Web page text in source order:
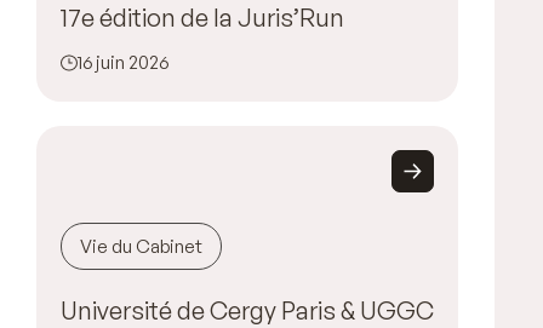
17e édition de la Juris’Run
16 juin 2026
Vie du Cabinet
Université de Cergy Paris & UGGC